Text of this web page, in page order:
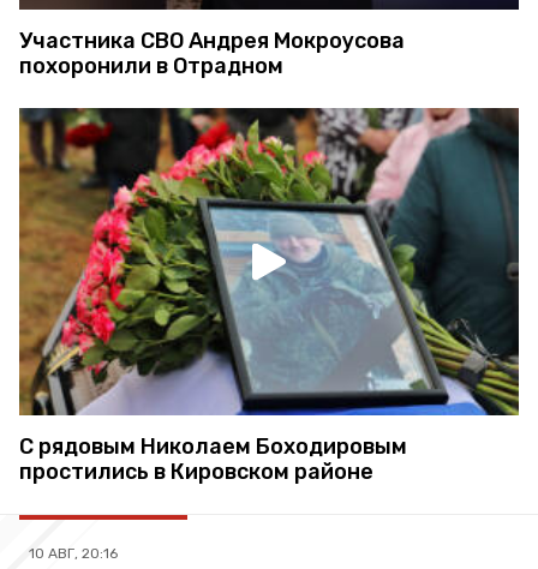
Участника СВО Андрея Мокроусова
похоронили в Отрадном
С рядовым Николаем Боходировым
простились в Кировском районе
10 АВГ, 20:16